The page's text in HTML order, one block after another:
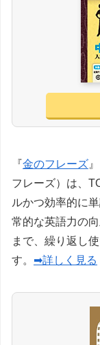
『 金のフレーズ
フレーズ）は、
ルかつ効率的に
常的な英語力の
まで、繰り返し
す。 ➡詳しく見る